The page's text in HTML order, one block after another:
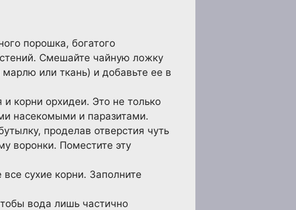
порошка, богатого
Смешайте чайную ложку
или ткань) и добавьте ее в
и корни орхидеи. Это не только
насекомыми и паразитами.
проделав отверстия чуть
воронки. Поместите эту
сухие корни. Заполните
вода лишь частично